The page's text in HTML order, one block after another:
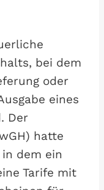
bei dem
oder
eines
Der
hatte
dem ein
Tarife mit